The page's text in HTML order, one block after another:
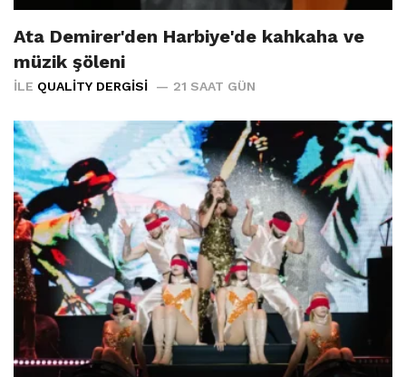
Ata Demirer'den Harbiye'de kahkaha ve
müzik şöleni
İLE QUALITY DERGISI 21 SAAT GÜN